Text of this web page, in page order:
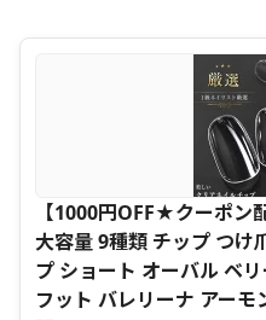
【1000円OFF★クーポン
大容量 9種類 チップ つけ
プ ショート オーバル ベ
フット バレリーナ アー